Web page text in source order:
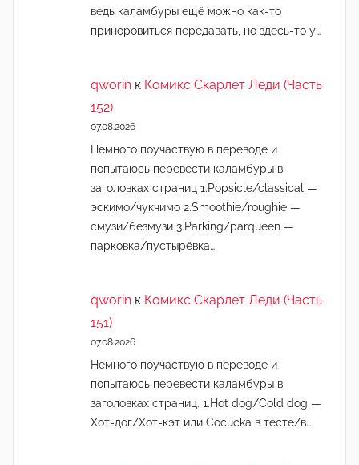
ведь каламбуры ещё можно как-то
приноровиться передавать, но здесь-то у…
qworin к Комикс Скарлет Леди (Часть
152)
07.08.2026
Немного поучаствую в переводе и
попытаюсь перевести каламбуры в
заголовках страниц 1.Popsicle/classical —
эскимо/чукчимо 2.Smoothie/roughie —
смузи/безмузи 3.Parking/parqueen —
парковка/пустырёвка…
qworin к Комикс Скарлет Леди (Часть
151)
07.08.2026
Немного поучаствую в переводе и
попытаюсь перевести каламбуры в
заголовках страниц. 1.Hot dog/Cold dog —
Хот-дог/Хот-кэт или Cocucka в тесте/в…